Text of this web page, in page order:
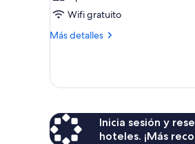
Wifi gratuito
Más detalles
Más
Inicia sesión y
hoteles. ¡Más